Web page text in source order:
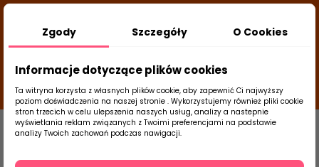
TUBADZIN- DODAJ PRODUKT DO KOSZYKA, UŻYJ
Strona Główna Chemia Budowlana
Zgody Szczegóły O Cookies
Informacje dotyczące plików cookies
Ta witryna korzysta z własnych plików cookie, aby zapewnić Ci najwyższy
poziom doświadczenia na naszej stronie . Wykorzystujemy również pliki cookie
stron trzecich w celu ulepszenia naszych usług, analizy a nastepnie
wyświetlania reklam związanych z Twoimi preferencjami na podstawie
analizy Twoich zachowań podczas nawigacji.